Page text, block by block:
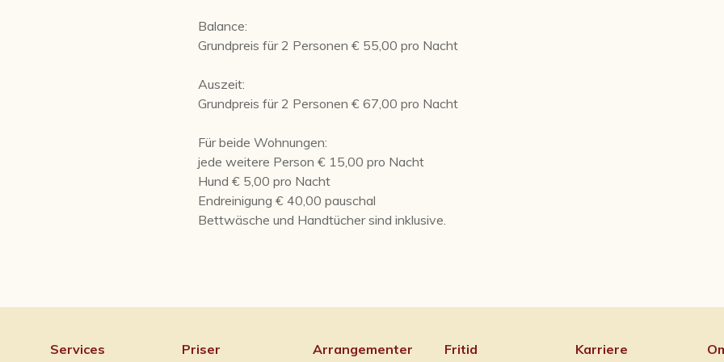
Balance:
Grundpreis für 2 Personen € 55,00 pro Nacht
Auszeit:
Grundpreis für 2 Personen € 67,00 pro Nacht
Für beide Wohnungen:
jede weitere Person € 15,00 pro Nacht
Hund € 5,00 pro Nacht
Endreinigung € 40,00 pauschal
Bettwäsche und Handtücher sind inklusive.
Services Priser Arrangementer Fritid Karriere